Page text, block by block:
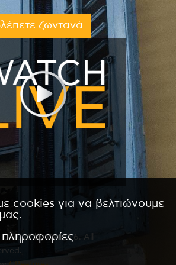
ζωντανά
2026 by Kanali 6. All
cookies για να βελτιώνουμε